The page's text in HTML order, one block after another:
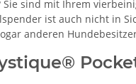
Sie sind mit Ihrem
ist auch nicht in
anderen